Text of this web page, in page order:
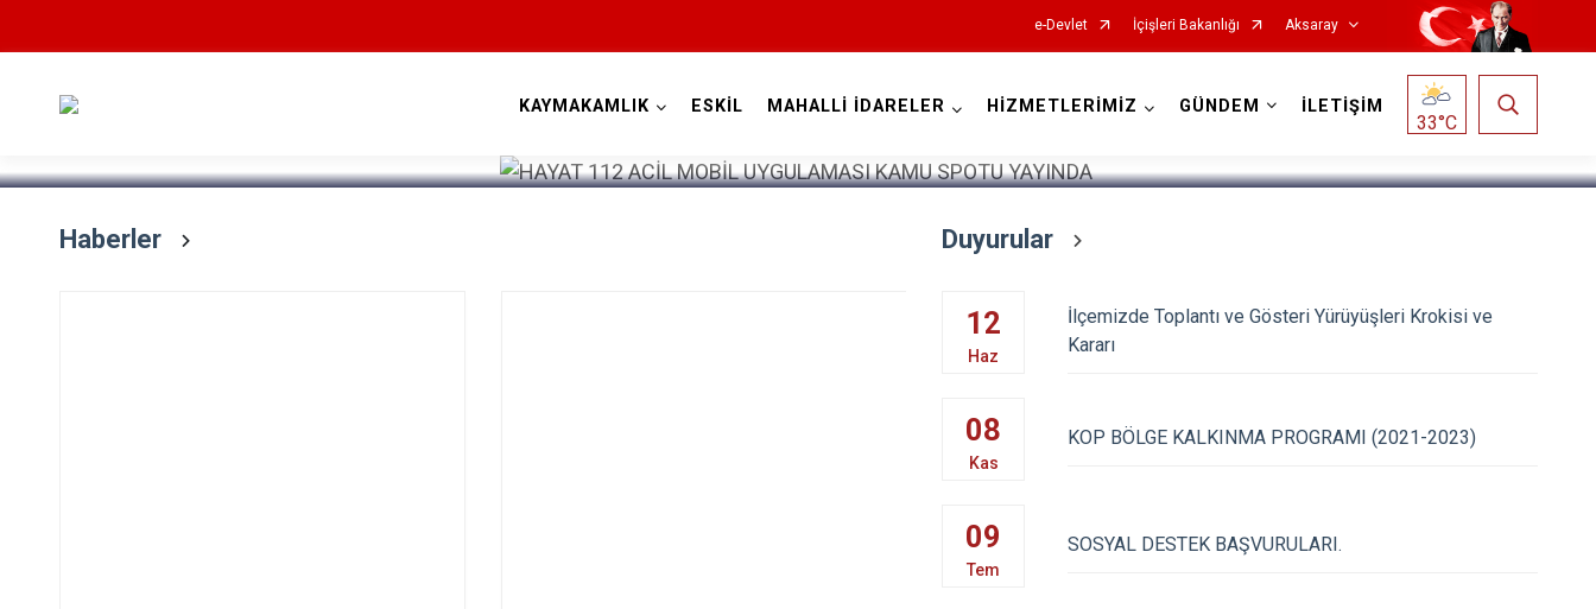
e-Devlet İçişleri Bakanlığı Aksaray
Eskil
Gülağaç
Ortaköy
Sarıyahşi
KAYMAKAMLIK ESKİL MAHALLİ İDARELER HİZMETLERİMİZ GÜNDEM İLETİŞİM
33°C
Haberler Duyurular
12
Haz
İlçemizde Toplantı ve Gösteri Yürüyüşleri Krokisi ve
Kararı
08
Kas
KOP BÖLGE KALKINMA PROGRAMI (2021-2023)
09
Tem
SOSYAL DESTEK BAŞVURULARI.